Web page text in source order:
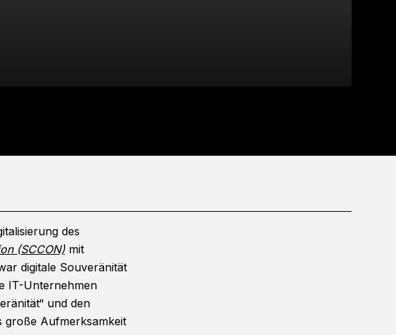
des
(SCCON)mit
digitale Souveränität
IT-Unternehmen
und den
große Aufmerksamkeit